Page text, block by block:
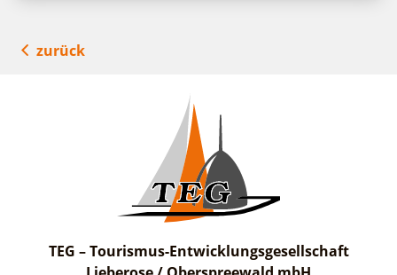
zurück
TEG – Tourismus-Entwicklungsgesellschaft